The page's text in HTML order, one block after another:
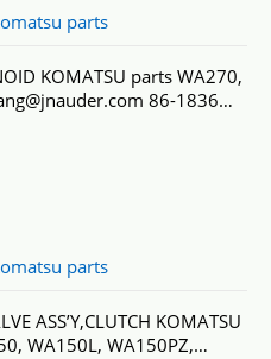
parts
KOMATSU parts WA270,
86-1836…
parts
ASS’Y,CLUTCH KOMATSU
WA150L, WA150PZ,…